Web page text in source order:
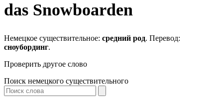
das Snowboarden
Немецкое существительное: средний род. Перевод:
сноубординг.
Проверить другое слово
Поиск немецкого существительного